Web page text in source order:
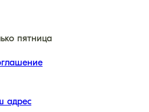
пятница
адрес